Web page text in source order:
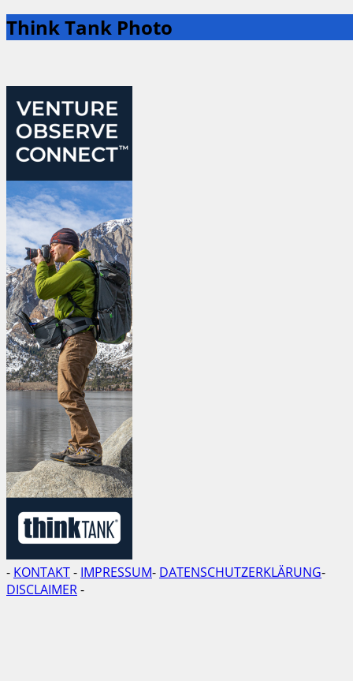
Think Tank Photo
- KONTAKT- IMPRESSUM- DATENSCHUTZERKLÄRUNG-
DISCLAIMER-